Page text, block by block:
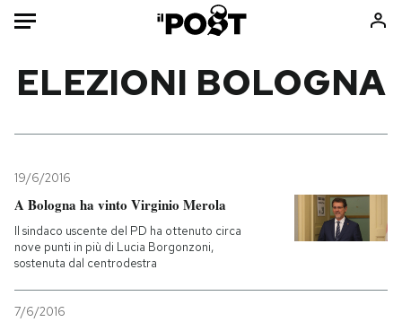
Mondo
Politica
Tecnologia
Internet
Cultura
Storie/Idee
ELEZIONI BOLOGNA
19/6/2016
A Bologna ha vinto Virginio Merola
Il sindaco uscente del PD ha ottenuto circa
nove punti in più di Lucia Borgonzoni,
sostenuta dal centrodestra
7/6/2016